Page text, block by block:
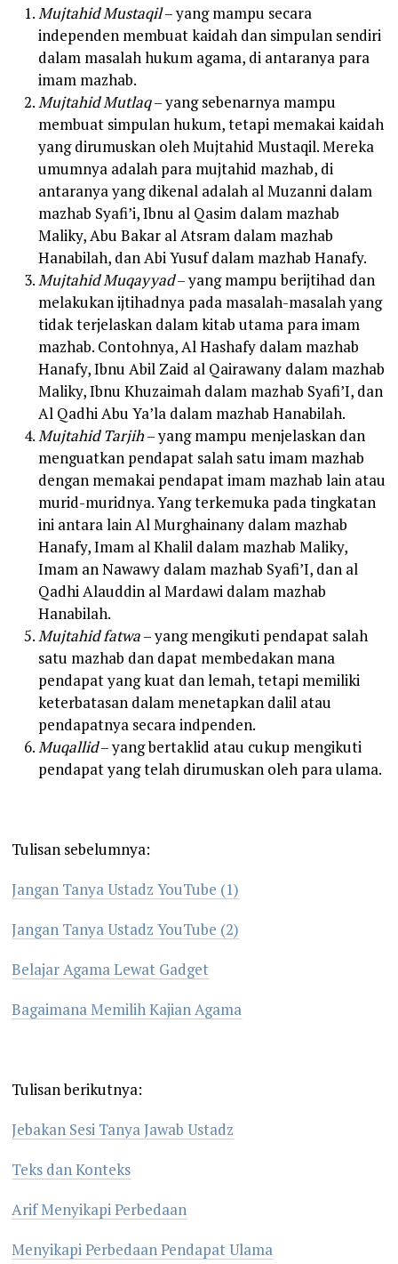
Mujtahid Mustaqil– yang mampu secara
independen membuat kaidah dan simpulan sendiri
dalam masalah hukum agama, di antaranya para
imam mazhab.
Mujtahid Mutlaq– yang sebenarnya mampu
membuat simpulan hukum, tetapi memakai kaidah
yang dirumuskan oleh Mujtahid Mustaqil. Mereka
umumnya adalah para mujtahid mazhab, di
antaranya yang dikenal adalah al Muzanni dalam
mazhab Syafi’i, Ibnu al Qasim dalam mazhab
Maliky, Abu Bakar al Atsram dalam mazhab
Hanabilah, dan Abi Yusuf dalam mazhab Hanafy.
Mujtahid Muqayyad– yang mampu berijtihad dan
melakukan ijtihadnya pada masalah-masalah yang
tidak terjelaskan dalam kitab utama para imam
mazhab. Contohnya, Al Hashafy dalam mazhab
Hanafy, Ibnu Abil Zaid al Qairawany dalam mazhab
Maliky, Ibnu Khuzaimah dalam mazhab Syafi’I, dan
Al Qadhi Abu Ya’la dalam mazhab Hanabilah.
Mujtahid Tarjih– yang mampu menjelaskan dan
menguatkan pendapat salah satu imam mazhab
dengan memakai pendapat imam mazhab lain atau
murid-muridnya. Yang terkemuka pada tingkatan
ini antara lain Al Murghainany dalam mazhab
Hanafy, Imam al Khalil dalam mazhab Maliky,
Imam an Nawawy dalam mazhab Syafi’I, dan al
Qadhi Alauddin al Mardawi dalam mazhab
Hanabilah.
Mujtahid fatwa– yang mengikuti pendapat salah
satu mazhab dan dapat membedakan mana
pendapat yang kuat dan lemah, tetapi memiliki
keterbatasan dalam menetapkan dalil atau
pendapatnya secara indpenden.
Muqallid– yang bertaklid atau cukup mengikuti
pendapat yang telah dirumuskan oleh para ulama.
Tulisan sebelumnya:
Jangan Tanya Ustadz YouTube (1)
Jangan Tanya Ustadz YouTube (2)
Belajar Agama Lewat Gadget
Bagaimana Memilih Kajian Agama
Tulisan berikutnya:
Jebakan Sesi Tanya Jawab Ustadz
Teks dan Konteks
Arif Menyikapi Perbedaan
Menyikapi Perbedaan Pendapat Ulama